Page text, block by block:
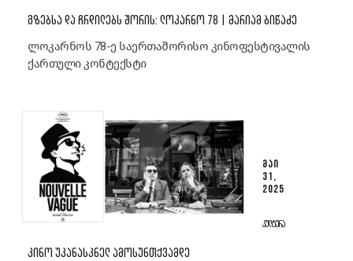
ᲒᲖᲔᲑᲡᲐ ᲓᲐ ᲩᲠᲓᲘᲚᲔᲑᲡ ᲨᲝᲠᲘᲡ: ᲚᲝᲙᲐᲠᲜᲝ 78 | ᲛᲐᲠᲘᲐᲛ ᲑᲘᲬᲐᲫᲔ
ლოკარნოს 78-ე საერთაშორისო კინოფესტივალის
ქართული კონტექსტი
ᲛᲐᲘ
31,
2025
ᲙᲣᲚᲢᲣᲠᲐ
ᲙᲘᲜᲝ ᲣᲙᲐᲜᲐᲡᲙᲜᲔᲚ ᲐᲛᲝᲡᲣᲜᲗᲥᲕᲐᲛᲓᲔ